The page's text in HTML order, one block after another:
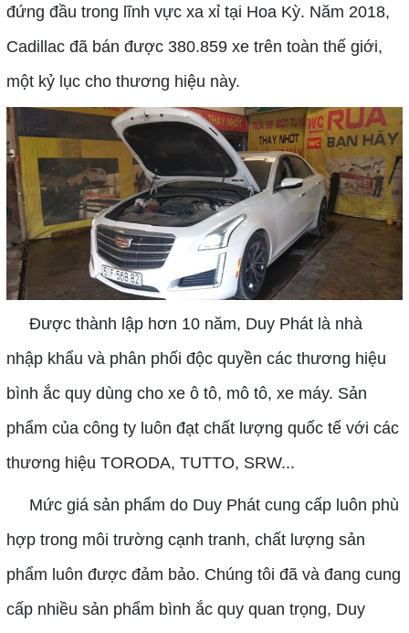
đứng đầu trong lĩnh vực xa xỉ tại Hoa Kỳ. Năm 2018,
Cadillac đã bán được 380.859 xe trên toàn thế giới,
một kỷ lục cho thương hiệu này.
Được thành lập hơn 10 năm, Duy Phát là nhà
nhập khẩu và phân phối độc quyền các thương hiệu
bình ắc quy dùng cho xe ô tô, mô tô, xe máy. Sản
phẩm của công ty luôn đạt chất lượng quốc tế với các
thương hiệu TORODA, TUTTO, SRW...
Mức giá sản phẩm do Duy Phát cung cấp luôn phù
hợp trong môi trường cạnh tranh, chất lượng sản
phẩm luôn được đảm bảo. Chúng tôi đã và đang cung
cấp nhiều sản phẩm bình ắc quy quan trọng, Duy